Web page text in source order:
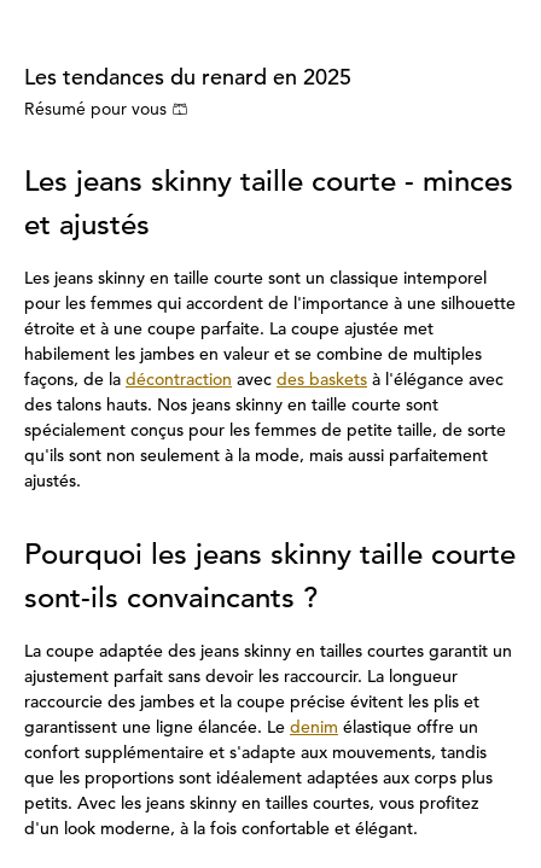
Les tendances du renard en 2025
Résumé pour vous 🩳
Les jeans skinny taille courte - minces
et ajustés
Les jeans skinny en taille courte sont un classique intemporel
pour les femmes qui accordent de l'importance à une silhouette
étroite et à une coupe parfaite. La coupe ajustée met
habilement les jambes en valeur et se combine de multiples
façons, de la décontraction avec des baskets à l'élégance avec
des talons hauts. Nos jeans skinny en taille courte sont
spécialement conçus pour les femmes de petite taille, de sorte
qu'ils sont non seulement à la mode, mais aussi parfaitement
ajustés.
Pourquoi les jeans skinny taille courte
sont-ils convaincants ?
La coupe adaptée des jeans skinny en tailles courtes garantit un
ajustement parfait sans devoir les raccourcir. La longueur
raccourcie des jambes et la coupe précise évitent les plis et
garantissent une ligne élancée. Le denim élastique offre un
confort supplémentaire et s'adapte aux mouvements, tandis
que les proportions sont idéalement adaptées aux corps plus
petits. Avec les jeans skinny en tailles courtes, vous profitez
d'un look moderne, à la fois confortable et élégant.